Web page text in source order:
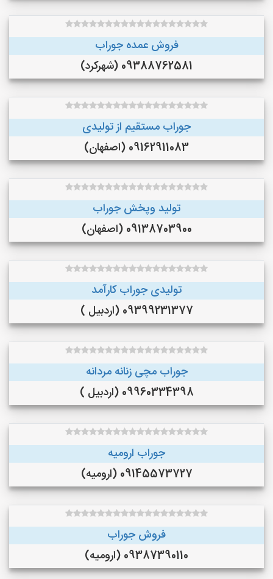
فروش عمده جوراب
09388762581 (شهرکرد)
جوراب مستقیم از تولیدی
09162911083 (اصفهان)
تولید وپخش جوراب
09138703900 (اصفهان)
تولیدی جوراب کارآمد
09399231377 (اردبیل )
جوراب مچی زنانه مردانه
09960334398 (اردبیل )
جوراب ارومیه
09145573727 (ارومیه)
فروش جوراب
09387390110 (ارومیه)